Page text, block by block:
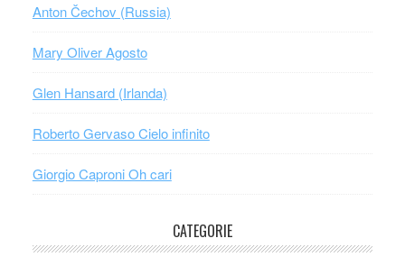
Anton Čechov (Russia)
Mary Oliver Agosto
Glen Hansard (Irlanda)
Roberto Gervaso Cielo infinito
Giorgio Caproni Oh cari
CATEGORIE